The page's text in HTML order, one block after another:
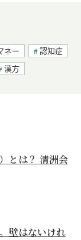
ネー
認知症
漢方
とは？ 清洲会
壁はないけれ